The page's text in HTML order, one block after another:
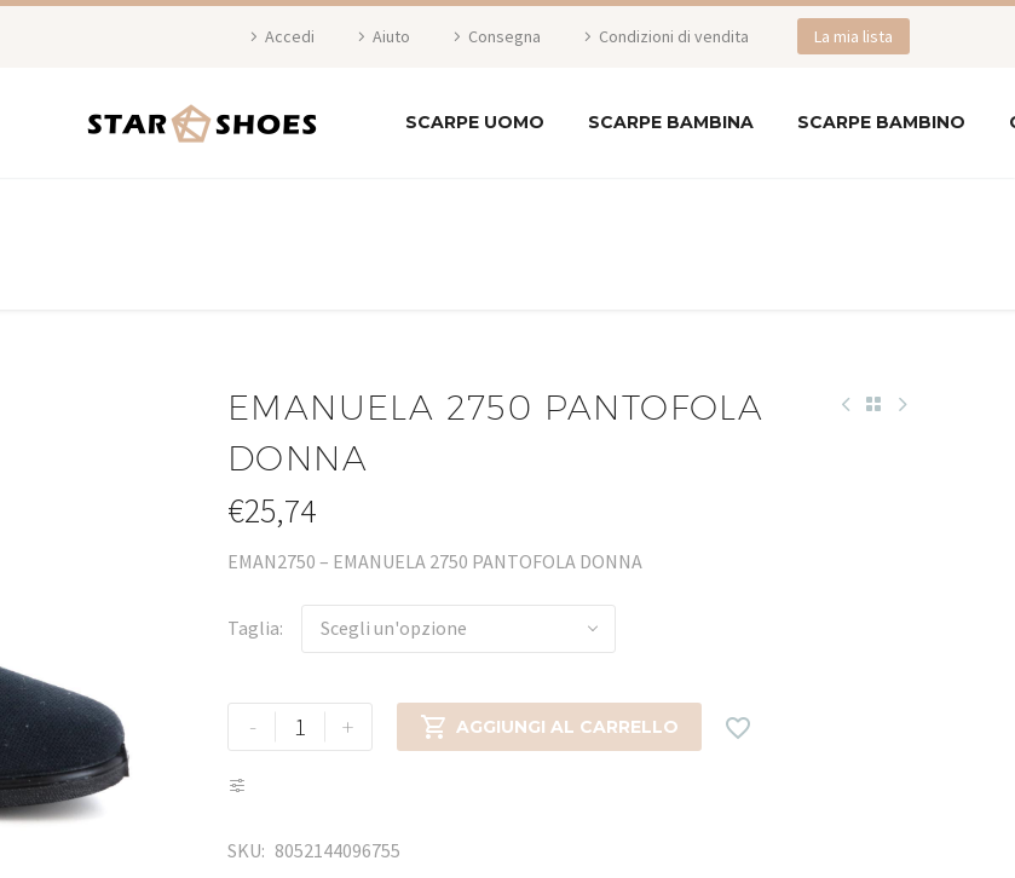
Accedi Aiuto Consegna Condizioni di vendita La mia lista
SCARPE UOMO SCARPE BAMBINA SCARPE BAMBINO
EMANUELA 2750 PANTOFOLA
DONNA
€25,74
EMAN2750 – EMANUELA 2750 PANTOFOLA DONNA
Taglia Scegli un'opzione
- +  AGGIUNGI AL CARRELLO 
SKU: 8052144096755